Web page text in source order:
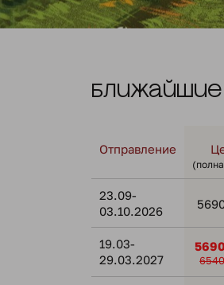
Отправление
23.09-
03.10.2026
19.03-
29.03.2027